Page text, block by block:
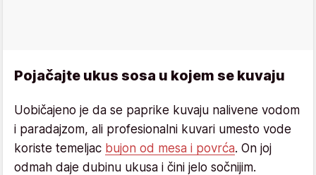
Pojačajte ukus sosa u kojem se kuvaju
Uobičajeno je da se paprike kuvaju nalivene vodom
i paradajzom, ali profesionalni kuvari umesto vode
koriste temeljac bujon od mesa i povrća. On joj
odmah daje dubinu ukusa i čini jelo sočnijim.